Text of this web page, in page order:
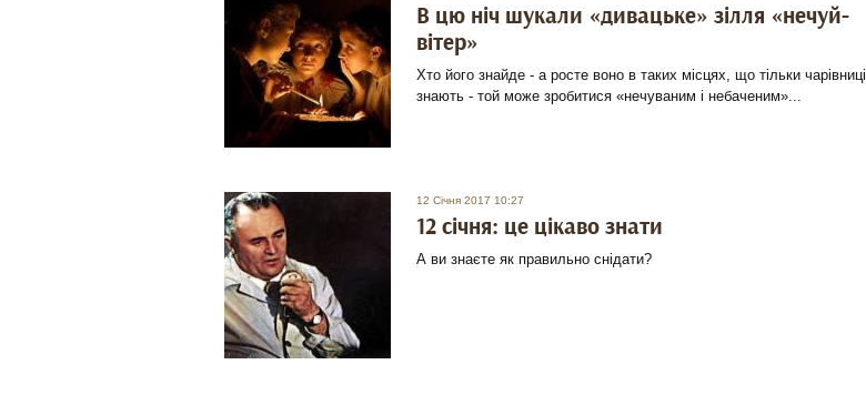
В цю ніч шукали «дивацьке» зілля «нечуй-
вітер»
Хто його знайде - а росте воно в таких місцях, що тільки чарівниці
знають - той може зробитися «нечуваним і небаченим»...
12 Січня 2017 10:27
12 січня: це цікаво знати
А ви знаєте як правильно снідати?